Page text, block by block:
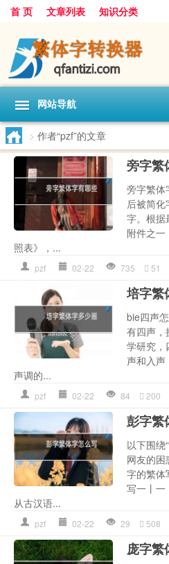
首 页 文章列表 知识分类
网站导航
> 作者“pzf”的文章
旁字繁
旁字繁体
后被简
字。根据
附件之一
照表》，...
pzf 02-22 735 51
培字繁
bie四声
有四声，
学研究，
声和入声
声调的...
pzf 02-22 84 200
彭字繁
以下围绕
网友的困
字的繁体
写一丨一
从古汉语...
pzf 02-22 29 508
庞字繁